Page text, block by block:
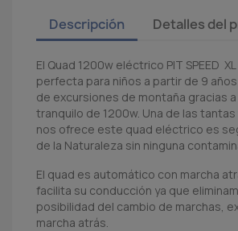
Descripción Detalles del
El Quad 1200w eléctrico PIT SPEED
perfecta para niños a partir de 9
de excursiones de montaña gracias
tranquilo de 1200w. Una de las
nos ofrece este quad eléctrico es
de la Naturaleza sin ninguna
El quad es automático con marcha
facilita su conducción ya que
posibilidad del cambio de marchas,
marcha atrás.